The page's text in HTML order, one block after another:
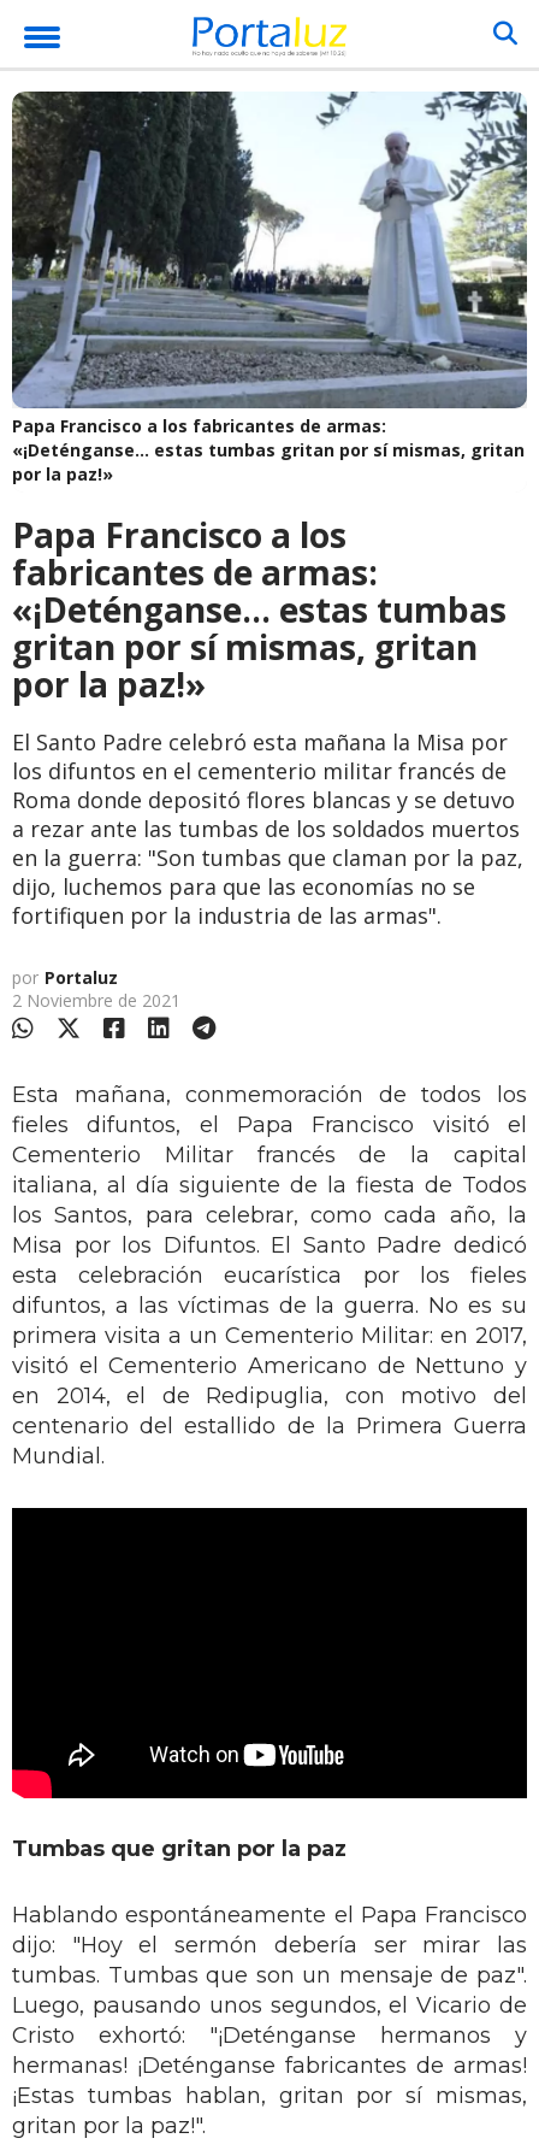
Papa Francisco a los fabricantes de armas:
«¡Deténganse... estas tumbas gritan por sí mismas, gritan
por la paz!»
Papa Francisco a los
fabricantes de armas:
«¡Deténganse... estas tumbas
gritan por sí mismas, gritan
por la paz!»
El Santo Padre celebró esta mañana la Misa por
los difuntos en el cementerio militar francés de
Roma donde depositó flores blancas y se detuvo
a rezar ante las tumbas de los soldados muertos
en la guerra: "Son tumbas que claman por la paz,
dijo, luchemos para que las economías no se
fortifiquen por la industria de las armas".
por Portaluz
2 Noviembre de 2021
Esta mañana, conmemoración de todos los
fieles difuntos, el Papa Francisco visitó el
Cementerio Militar francés de la capital
italiana, al día siguiente de la fiesta de Todos
los Santos, para celebrar, como cada año, la
Misa por los Difuntos. El Santo Padre dedicó
esta celebración eucarística por los fieles
difuntos, a las víctimas de la guerra. No es su
primera visita a un Cementerio Militar: en 2017,
visitó el Cementerio Americano de Nettuno y
en 2014, el de Redipuglia, con motivo del
centenario del estallido de la Primera Guerra
Mundial.
Tumbas que gritan por la paz
Hablando espontáneamente el Papa Francisco
dijo: "Hoy el sermón debería ser mirar las
tumbas. Tumbas que son un mensaje de paz".
Luego, pausando unos segundos, el Vicario de
Cristo exhortó: "¡Deténganse hermanos y
hermanas! ¡Deténganse fabricantes de armas!
¡Estas tumbas hablan, gritan por sí mismas,
gritan por la paz!".